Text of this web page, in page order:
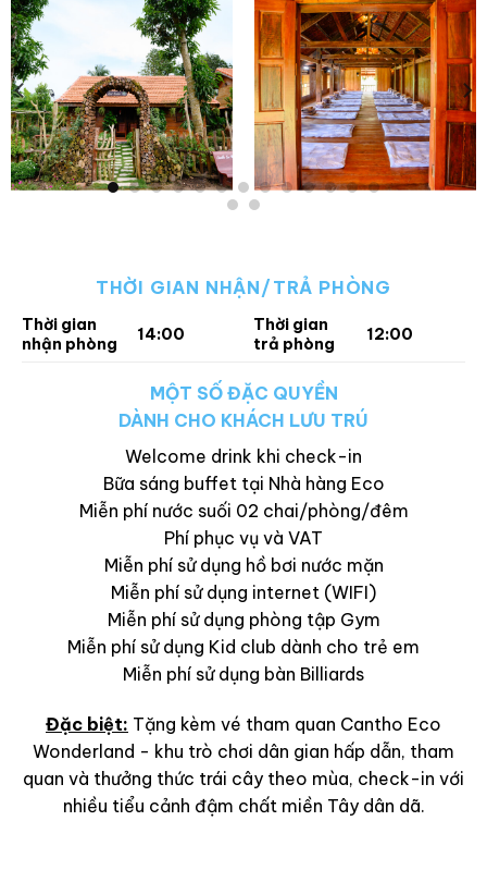
THỜI GIAN NHẬN/TRẢ PHÒNG
Thời gian
nhận phòng
14:00
Thời gian
trả phòng
12:00
MỘT SỐ ĐẶC QUYỀN
DÀNH CHO KHÁCH LƯU TRÚ
Welcome drink khi check-in
Bữa sáng buffet tại Nhà hàng Eco
Miễn phí nước suối 02 chai/phòng/đêm
Phí phục vụ và VAT
Miễn phí sử dụng hồ bơi nước mặn
Miễn phí sử dụng internet (WIFI)
Miễn phí sử dụng phòng tập Gym
Miễn phí sử dụng Kid club dành cho trẻ em
Miễn phí sử dụng bàn Billiards
Đặc biệt: Tặng kèm vé tham quan Cantho Eco
Wonderland - khu trò chơi dân gian hấp dẫn, tham
quan và thưởng thức trái cây theo mùa, check-in với
nhiều tiểu cảnh đậm chất miền Tây dân dã.